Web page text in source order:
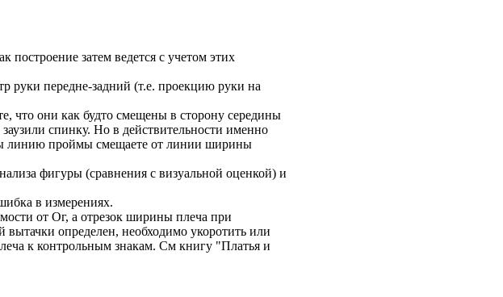
затем ведется с учетом этих
руки передне-задний (т.е. проекцию руки на
что они как будто смещены в сторону середины
спинку. Но в действительности именно
линию проймы смещаете от линии ширины
фигуры (сравнения с визуальной оценкой) и
в измерениях.
от Ог, а отрезок ширины плеча при
вытачки определен, необходимо укоротить или
к контрольным знакам. См книгу "Платья и